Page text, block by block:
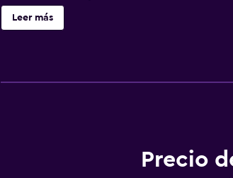
ofrece una televisión de pantalla plana con
artículos de higiene personal gratuitos. Este
Leer más
Precio